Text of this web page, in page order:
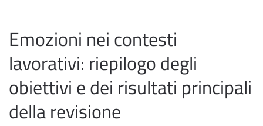
Emozioni nei contesti
lavorativi: riepilogo degli
obiettivi e dei risultati principali
della revisione